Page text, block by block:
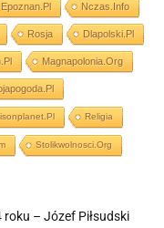
Epoznan.pl Nczas.info
Rosja Dlapolski.pl
Magnapolonia.org
Religia
Stolikwolnosci.org
– Józef Piłsudski